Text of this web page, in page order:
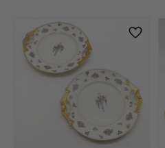
Genstande